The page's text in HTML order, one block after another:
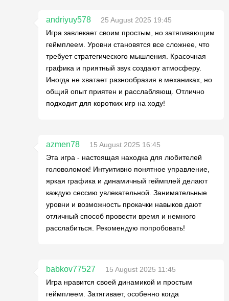
andriyuy578
25 August 2025 19:45
Игра завлекает своим простым, но затягивающим
геймплеем. Уровни становятся все сложнее, что
требует стратегического мышления. Красочная
графика и приятный звук создают атмосферу.
Иногда не хватает разнообразия в механиках, но
общий опыт приятен и расслабляющ. Отлично
подходит для коротких игр на ходу!
azmen78
15 August 2025 16:45
Эта игра - настоящая находка для любителей
головоломок! Интуитивно понятное управление,
яркая графика и динамичный геймплей делают
каждую сессию увлекательной. Занимательные
уровни и возможность прокачки навыков дают
отличный способ провести время и немного
расслабиться. Рекомендую попробовать!
babkov77527
15 August 2025 11:45
Игра нравится своей динамикой и простым
геймплеем. Затягивает, особенно когда